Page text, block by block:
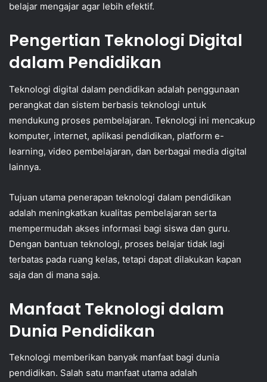
belajar mengajar agar lebih efektif.
Pengertian Teknologi Digital
dalam Pendidikan
Teknologi digital dalam pendidikan adalah penggunaan
perangkat dan sistem berbasis teknologi untuk
mendukung proses pembelajaran. Teknologi ini mencakup
komputer, internet, aplikasi pendidikan, platform e-
learning, video pembelajaran, dan berbagai media digital
lainnya.
Tujuan utama penerapan teknologi dalam pendidikan
adalah meningkatkan kualitas pembelajaran serta
mempermudah akses informasi bagi siswa dan guru.
Dengan bantuan teknologi, proses belajar tidak lagi
terbatas pada ruang kelas, tetapi dapat dilakukan kapan
saja dan di mana saja.
Manfaat Teknologi dalam
Dunia Pendidikan
Teknologi memberikan banyak manfaat bagi dunia
pendidikan. Salah satu manfaat utama adalah